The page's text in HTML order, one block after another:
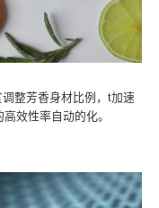
整芳香身材比例，t加速
效性率自动的化。